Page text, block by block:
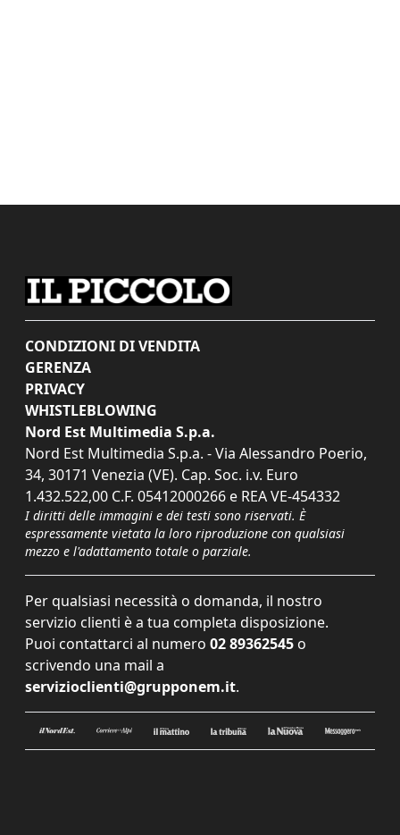
CONDIZIONI DI VENDITA
GERENZA
PRIVACY
WHISTLEBLOWING
Nord Est Multimedia S.p.a.
Nord Est Multimedia S.p.a. - Via Alessandro Poerio,
34, 30171 Venezia (VE). Cap. Soc. i.v. Euro
1.432.522,00 C.F. 05412000266 e REA VE-454332
I diritti delle immagini e dei testi sono riservati. È
espressamente vietata la loro riproduzione con qualsiasi
mezzo e l'adattamento totale o parziale.
Per qualsiasi necessità o domanda, il nostro
servizio clienti è a tua completa disposizione.
Puoi contattarci al numero 02 89362545 o
scrivendo una mail a
servizioclienti@grupponem.it.